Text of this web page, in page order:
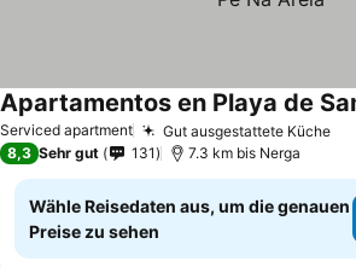
Serviced apartment Gut ausgestattete Küche
8,3 Sehr gut 131 7.3 km bis Nerga
Wähle Reisedaten aus, um die genauen
Preise zu sehen